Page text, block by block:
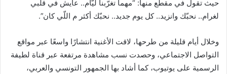
حيث تقول في مقطع منها: “مهما تغرّبنا ليّام.. عايش في قلبي
لغرام.. نحبّك وانزيد.. كل يوم جديد.. نحبّك أكثر م اللّي كان”.
وخلال أيام قليلة من طرحها، لاقت الأغنية انتشارًا واسعًا عبر مواقع
التواصل الاجتماعي، وحصدت نسب مشاهدة مرتفعة عبر قناة لطيفة
الرسمية على يوتيوب، كما أشاد بها الجمهور التونسي والعربي،